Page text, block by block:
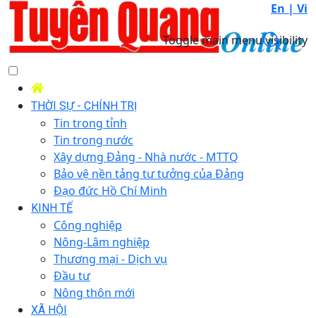
En | Vi
Toggle main menu visibility
THỜI SỰ - CHÍNH TRỊ
Tin trong tỉnh
Tin trong nước
Xây dựng Đảng - Nhà nước - MTTQ
Bảo vệ nền tảng tư tưởng của Đảng
Đạo đức Hồ Chí Minh
KINH TẾ
Công nghiệp
Nông-Lâm nghiệp
Thương mại - Dịch vụ
Đầu tư
Nông thôn mới
XÃ HỘI